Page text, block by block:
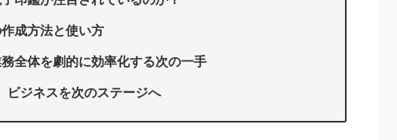
成方法と使い方
全体を劇的に効率化する次の一手
ビジネスを次のステージへ